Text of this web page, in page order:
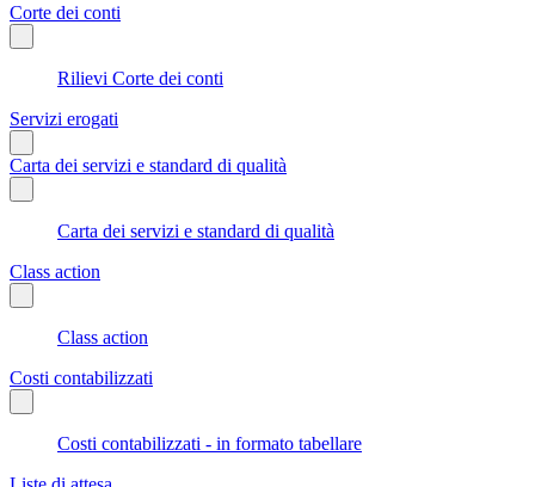
Corte dei conti
Rilievi Corte dei conti
Servizi erogati
Carta dei servizi e standard di qualità
Carta dei servizi e standard di qualità
Class action
Class action
Costi contabilizzati
Costi contabilizzati - in formato tabellare